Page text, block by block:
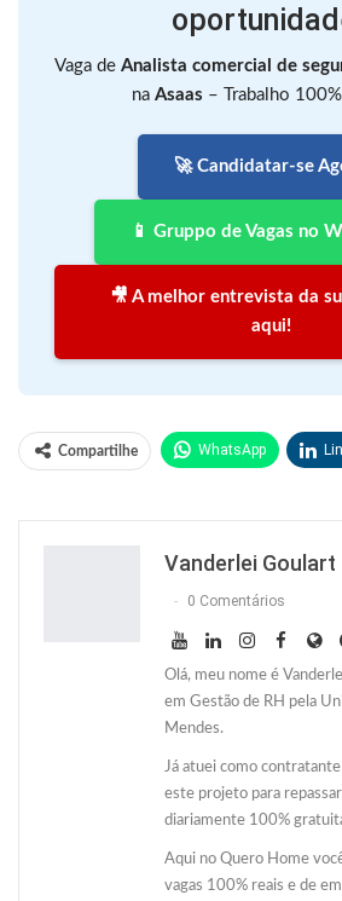
Vaga de Analista comercial de
na Asaas – Trabalho
🚀 Candidatar-se
📱 Gruppo de Vagas no
🎥 A melhor entrevista da
aqui!
Compartilhe WhatsApp
Vanderlei Goulart
0 Comentários
Olá, meu nome é
em Gestão de RH pela
Mendes.
Já atuei como
este projeto para
diariamente 100%
Aqui no Quero Home
vagas 100% reais e de